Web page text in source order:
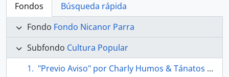
Fondos
Búsqueda rápida
Fondo Fondo Nicanor Parra
Subfondo Cultura Popular
"Previo Aviso" por Charly Humos & Tánatos feat. Nicanor Parra